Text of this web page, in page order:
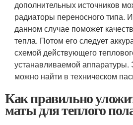
дополнительных источников
радиаторы переносного типа.
данном случае поможет
тепла. Потом его следует
схемой действующего
устанавливаемой аппаратуры.
можно найти в техническом
Как правильно
маты для теплого